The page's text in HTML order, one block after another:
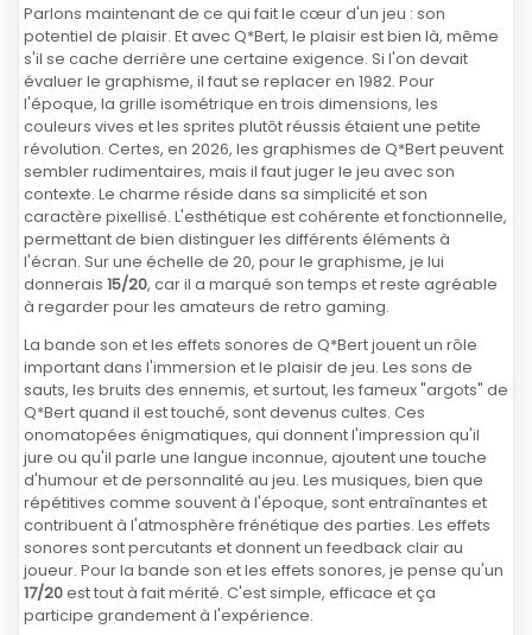
Parlons maintenant de ce qui fait le cœur d'un jeu : son
potentiel de plaisir. Et avec Q*Bert, le plaisir est bien là, même
s'il se cache derrière une certaine exigence. Si l'on devait
évaluer le graphisme, il faut se replacer en 1982. Pour
l'époque, la grille isométrique en trois dimensions, les
couleurs vives et les sprites plutôt réussis étaient une petite
révolution. Certes, en 2026, les graphismes de Q*Bert peuvent
sembler rudimentaires, mais il faut juger le jeu avec son
contexte. Le charme réside dans sa simplicité et son
caractère pixellisé. L'esthétique est cohérente et fonctionnelle,
permettant de bien distinguer les différents éléments à
l'écran. Sur une échelle de 20, pour le graphisme, je lui
donnerais 15/20, car il a marqué son temps et reste agréable
à regarder pour les amateurs de retro gaming.
La bande son et les effets sonores de Q*Bert jouent un rôle
important dans l'immersion et le plaisir de jeu. Les sons de
sauts, les bruits des ennemis, et surtout, les fameux "argots" de
Q*Bert quand il est touché, sont devenus cultes. Ces
onomatopées énigmatiques, qui donnent l'impression qu'il
jure ou qu'il parle une langue inconnue, ajoutent une touche
d'humour et de personnalité au jeu. Les musiques, bien que
répétitives comme souvent à l'époque, sont entraînantes et
contribuent à l'atmosphère frénétique des parties. Les effets
sonores sont percutants et donnent un feedback clair au
joueur. Pour la bande son et les effets sonores, je pense qu'un
17/20est tout à fait mérité. C'est simple, efficace et ça
participe grandement à l'expérience.